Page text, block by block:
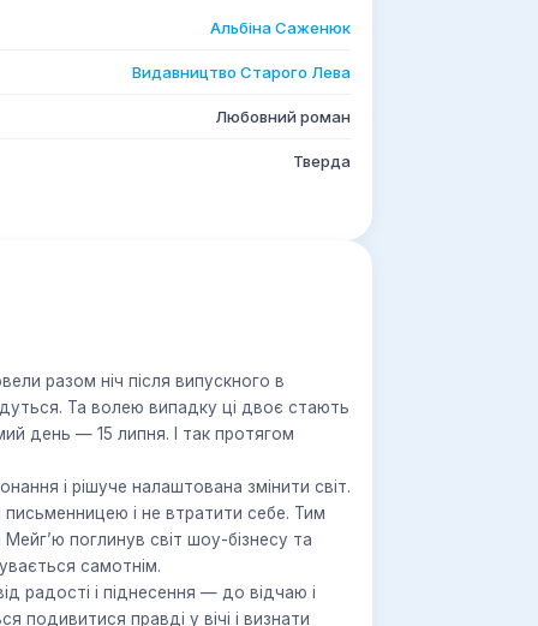
Альбіна Саженюк
Видавництво Старого Лева
Любовний роман
Тверда
разом ніч після випускного в
Та волею випадку ці двоє стають
день — 15 липня. І так протягом
і рішуче налаштована змінити світ.
письменницею і не втратити себе. Тим
поглинув світ шоу-бізнесу та
самотнім.
радості і піднесення — до відчаю і
правді у вічі і визнати